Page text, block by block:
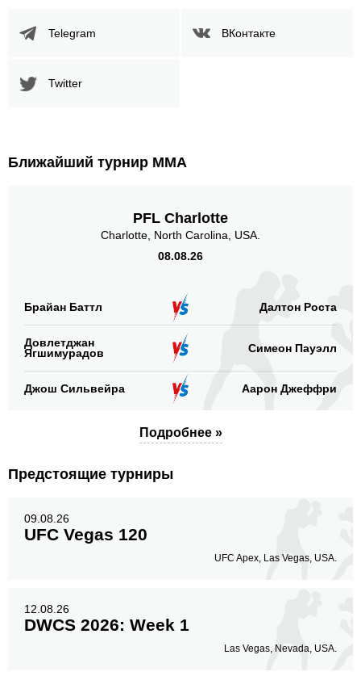
Telegram ВКонтакте
Twitter
Ближайший турнир ММА
PFL Charlotte
Charlotte, North Carolina, USA.
08.08.26
Брайан Баттл Далтон Роста
Довлетджан
Ягшимурадов
Симеон Пауэлл
Джош Сильвейра Аарон Джеффри
Подробнее »
Предстоящие турниры
09.08.26
UFC Vegas 120
UFC Apex, Las Vegas, USA.
12.08.26
DWCS 2026: Week 1
Las Vegas, Nevada, USA.